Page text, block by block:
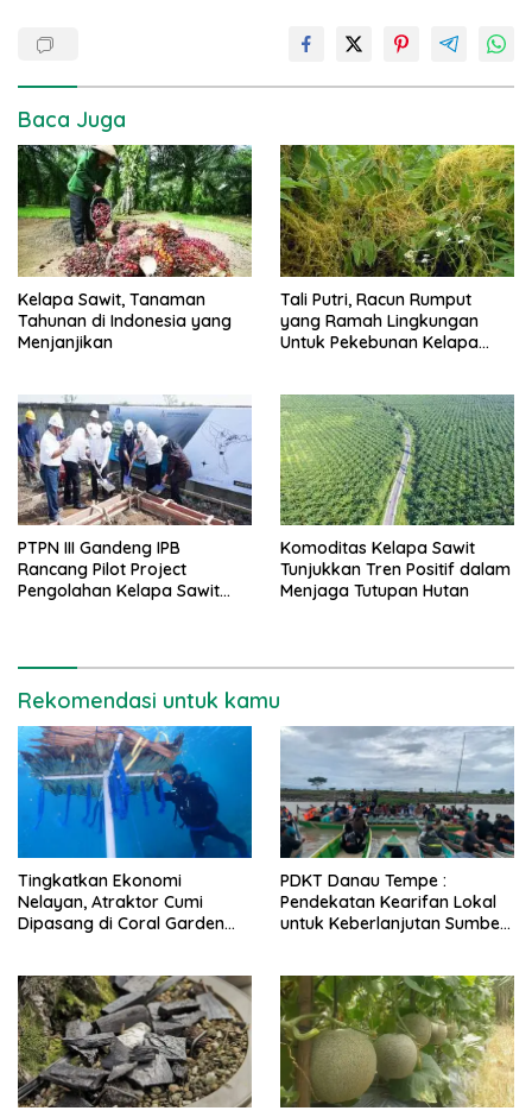
Baca Juga
Kelapa Sawit, Tanaman
Tahunan di Indonesia yang
Menjanjikan
Tali Putri, Racun Rumput
yang Ramah Lingkungan
Untuk Pekebunan Kelapa
PTPN III Gandeng IPB
Rancang Pilot Project
Pengolahan Kelapa Sawit
Komoditas Kelapa Sawit
Tunjukkan Tren Positif dalam
Menjaga Tutupan Hutan
Rekomendasi untuk kamu
Tingkatkan Ekonomi
Nelayan, Atraktor Cumi
Dipasang di Coral Garden
PDKT Danau Tempe :
Pendekatan Kearifan Lokal
untuk Keberlanjutan Sumber